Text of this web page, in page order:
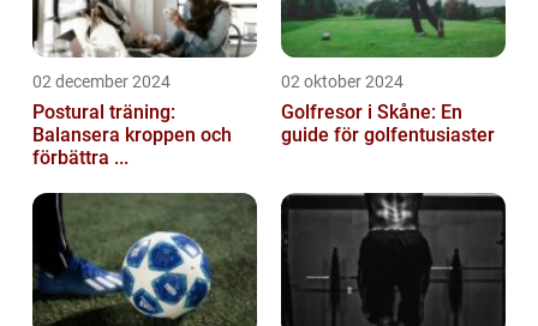
02 december 2024
Postural träning:
Balansera kroppen och
förbättra ...
02 oktober 2024
Golfresor i Skåne: En
guide för golfentusiaster